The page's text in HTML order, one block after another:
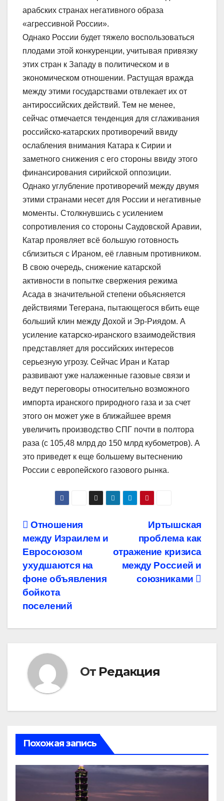
арабских странах негативного образа
«агрессивной России».
Однако России будет тяжело воспользоваться
плодами этой конкуренции, учитывая привязку
этих стран к Западу в политическом и в
экономическом отношении. Растущая вражда
между этими государствами отвлекает их от
антироссийских действий. Тем не менее,
сейчас отмечается тенденция для сглаживания
российско-катарских противоречий ввиду
ослабления внимания Катара к Сирии и
заметного снижения с его стороны ввиду этого
финансирования сирийской оппозиции.
Однако углубление противоречий между двумя
этими странами несет для России и негативные
моменты. Столкнувшись с усилением
сопротивления со стороны Саудовской Аравии,
Катар проявляет всё большую готовность
сблизиться с Ираном, её главным противником.
В свою очередь, снижение катарской
активности в попытке свержения режима
Асада в значительной степени объясняется
действиями Тегерана, пытающегося вбить еще
больший клин между Дохой и Эр-Риядом. А
усиление катарско-иранского взаимодействия
представляет для российских интересов
серьезную угрозу. Сейчас Иран и Катар
развивают уже налаженные газовые связи и
ведут переговоры относительно возможного
импорта иранского природного газа и за счет
этого он может уже в ближайшее время
увеличить производство СПГ почти в полтора
раза (с 105,48 млрд до 150 млрд кубометров). А
это приведет к еще большему вытеснению
России с европейского газового рынка.
Навигация
по
записям
Иртышская
проблема как
отражение кризиса
между Россией и
союзниками
Отношения
между Израилем и
Евросоюзом
ухудшаются на
фоне объявления
бойкота
поселений
От Редакция
Похожая запись